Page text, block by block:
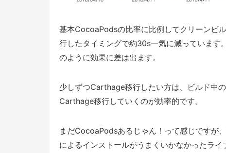
基本CocoaPodsの比率に比例してクリーンビ
行したタイミングで約30s一気に減っています
のように効果に差は出ます。
少しずつCarthage移行したい方は、ビルド中
Carthage移行していくのが効率的です。
まだCocoaPodsあるじゃん！って感じですが
によるインストールがうまくいかなかったラ